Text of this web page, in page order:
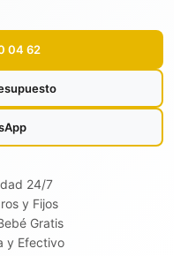
04 62
24/7
y Fijos
Gratis
y Efectivo